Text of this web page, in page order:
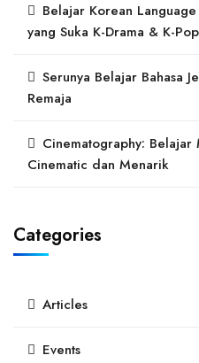
Belajar Korean
yang Suka K-Drama & K-Pop
Serunya Belajar Bahasa
Remaja
Cinematography:
Cinematic dan Menarik
Categories
Articles
Events